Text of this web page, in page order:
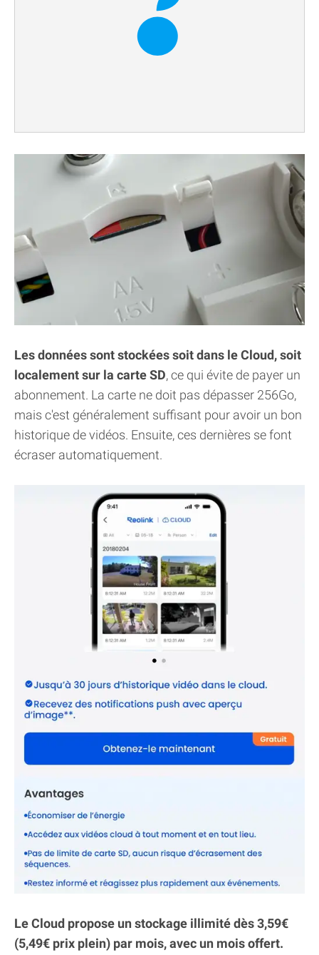
Les données sont stockées soit dans le Cloud, soit
localement sur la carte SD, ce qui évite de payer un
abonnement. La carte ne doit pas dépasser 256Go,
mais c'est généralement suffisant pour avoir un bon
historique de vidéos. Ensuite, ces dernières se font
écraser automatiquement.
Le Cloud propose un stockage illimité dès 3,59€
(5,49€ prix plein) par mois, avec un mois offert.